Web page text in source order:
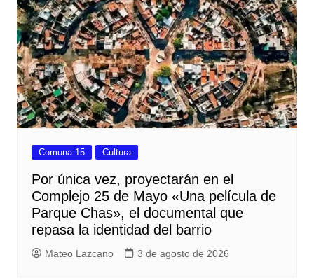
Comuna 15 Cultura
Por única vez, proyectarán en el
Complejo 25 de Mayo «Una película de
Parque Chas», el documental que
repasa la identidad del barrio
Mateo Lazcano 3 de agosto de 2026